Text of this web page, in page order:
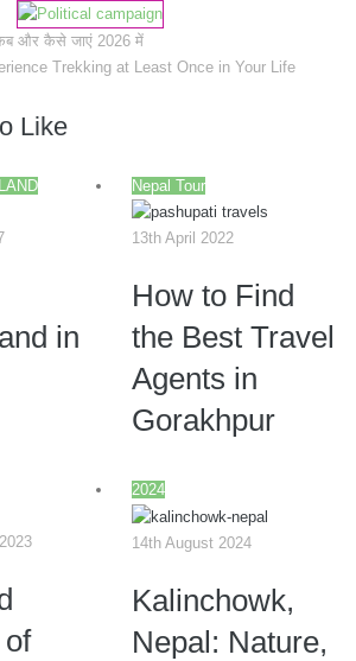
कब और कैसे जाएं 2026 में
Trekking at Least Once in Your Life
Like
in
Nepal Tour
13th April 2022
How to Find
the Best Travel
Agents in
Gorakhpur
2024
14th August 2024
Kalinchowk,
Nepal: Nature,